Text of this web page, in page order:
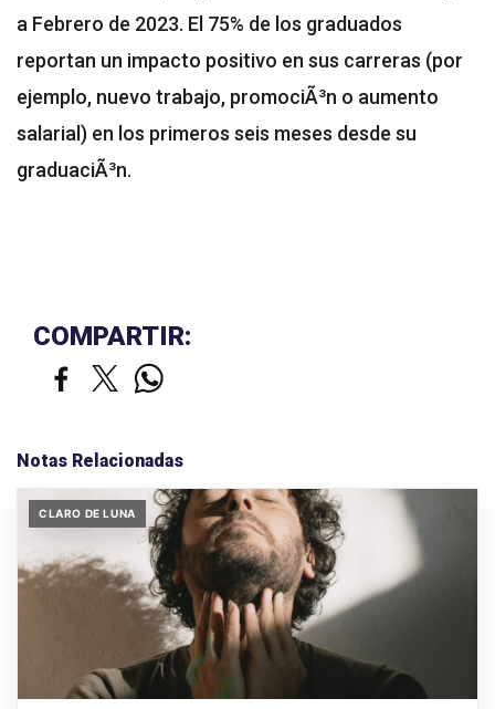
a Febrero de 2023. El 75% de los graduados
reportan un impacto positivo en sus carreras (por
ejemplo, nuevo trabajo, promociÃ³n o aumento
salarial) en los primeros seis meses desde su
graduaciÃ³n.
COMPARTIR:
Notas Relacionadas
CLARO DE LUNA